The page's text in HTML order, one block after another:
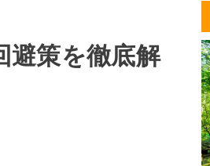
避策を徹底解